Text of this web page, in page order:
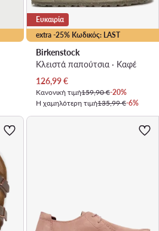
extra -25% Κωδικός: LAST
Ευκαιρία
Birkenstock
Κλειστά παπούτσια · Καφέ
Τρέχουσα τιμή
126,99€
Κανονική τιμή159,90 €-20%
Η χαμηλότερη τιμή135,99 €-6%